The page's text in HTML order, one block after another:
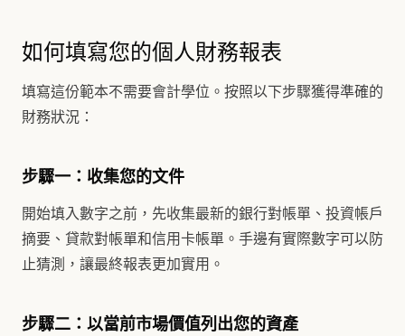
如何填寫您的個人財務報表
填寫這份範本不需要會計學位。按照以下步驟獲得準確的
財務狀況：
步驟一：收集您的文件
開始填入數字之前，先收集最新的銀行對帳單、投資帳戶
摘要、貸款對帳單和信用卡帳單。手邊有實際數字可以防
止猜測，讓最終報表更加實用。
步驟二：以當前市場價值列出您的資產